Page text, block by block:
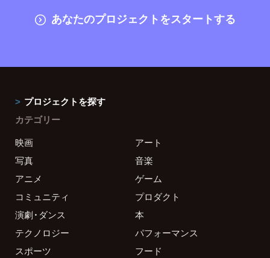
あなたのプロジェクトをスタートする
プロジェクトを探す
カテゴリー
映画
アート
写真
音楽
アニメ
ゲーム
コミュニティ
プロダクト
演劇・ダンス
本
テクノロジー
パフォーマンス
スポーツ
フード